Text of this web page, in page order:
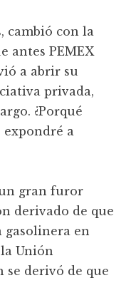
cambió con la
antes PEMEX
a abrir su
privada,
¿Porqué
expondré a
gran furor
derivado de que
gasolinera en
Unión
se derivó de que